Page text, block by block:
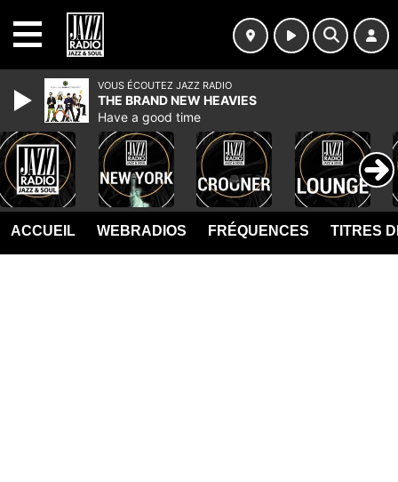
ACCUEIL WEBRADIOS FRÉQUENCES TITRES
VOUS ÉCOUTEZ JAZZ RADIO
THE BRAND NEW HEAVIES
Have a good time